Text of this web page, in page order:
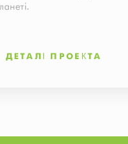
ДЕТАЛІ ПРОЕКТА